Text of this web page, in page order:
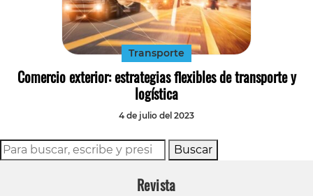
Transporte
Comercio exterior: estrategias flexibles de transporte y
logística
4 de julio del 2023
Buscar
Revista